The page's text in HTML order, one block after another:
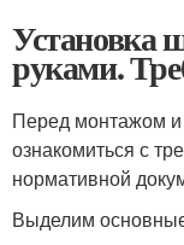
Установка
руками.
Перед монтажом и
ознакомиться с
нормативной
Выделим